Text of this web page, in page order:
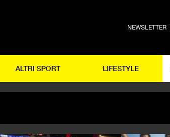
NEWSLETTER
ALTRI SPORT LIFESTYLE